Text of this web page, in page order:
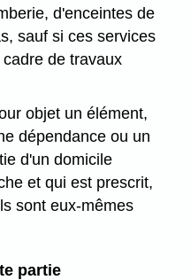
d'enceintes de
sauf si ces services
de travaux
objet un élément,
dépendance ou un
d'un domicile
et qui est prescrit,
sont eux-mêmes
partie